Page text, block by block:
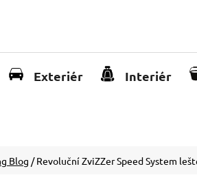
Exteriér Interiér
Blog / Revoluční ZviZZer Speed System